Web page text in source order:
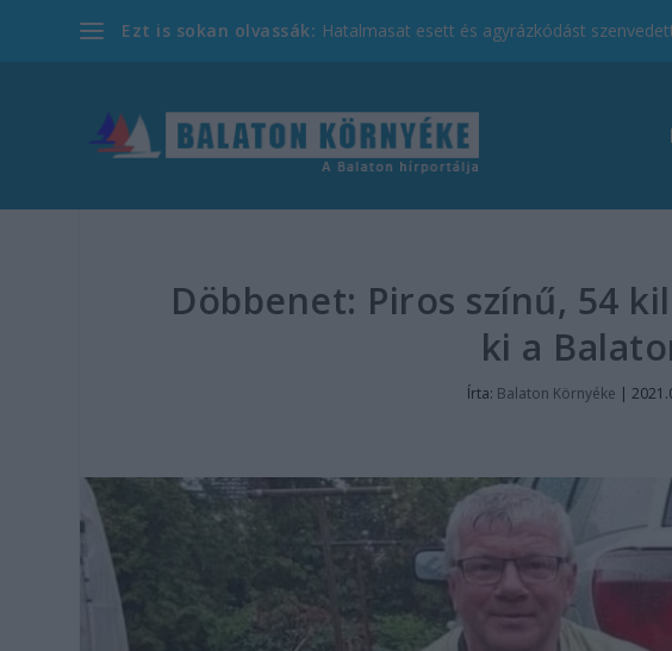
Ezt is sokan olvassák: Hatalmasat esett és agyrázkódást
Döbbenet: Piros színű, 54
ki a
Írta: Balaton Környéke |